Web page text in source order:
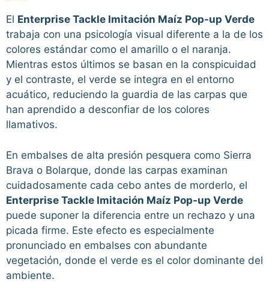
El Enterprise Tackle Imitación Maíz Pop-up Verde
trabaja con una psicología visual diferente a la de los
colores estándar como el amarillo o el naranja.
Mientras estos últimos se basan en la conspicuidad
y el contraste, el verde se integra en el entorno
acuático, reduciendo la guardia de las carpas que
han aprendido a desconfiar de los colores
llamativos.
En embalses de alta presión pesquera como Sierra
Brava o Bolarque, donde las carpas examinan
cuidadosamente cada cebo antes de morderlo, el
Enterprise Tackle Imitación Maíz Pop-up Verde
puede suponer la diferencia entre un rechazo y una
picada firme. Este efecto es especialmente
pronunciado en embalses con abundante
vegetación, donde el verde es el color dominante del
ambiente.